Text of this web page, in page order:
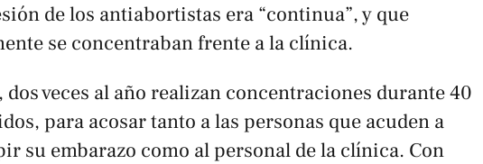
de los antiabortistas era “continua”, y que
se concentraban frente a la clínica.
dos veces al año realizan concentraciones durante 40
para acosar tanto a las personas que acuden a
su embarazo como al personal de la clínica. Con